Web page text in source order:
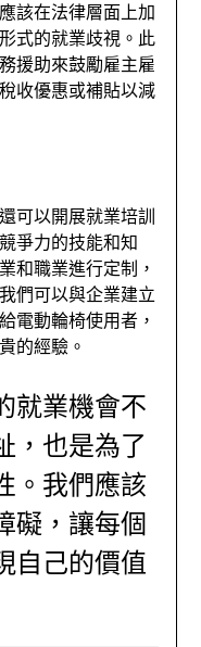
該在法律層面上加
式的就業歧視。此
援助來鼓勵雇主雇
收優惠或補貼以減
可以開展就業培訓
爭力的技能和知
和職業進行定制，
們可以與企業建立
電動輪椅使用者，
的經驗。
就業機會不
，也是為了
。我們應該
礙，讓每個
自己的價值